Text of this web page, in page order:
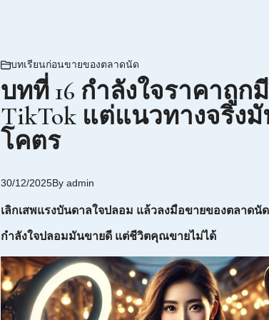
บทเรียนก่อนขายของตลาดนัด
บทที่ 16 กำลังใจราคาถูก
TikTok แต่แนวทางจริง
โคตร
30/12/2025By admin
เลิกเสพแรงบันดาลใจปลอม แล้วลงมือขายของตลาดนัด
กำลังใจปลอมมันขายดี แต่ชีวิตคุณขายไม่ได้